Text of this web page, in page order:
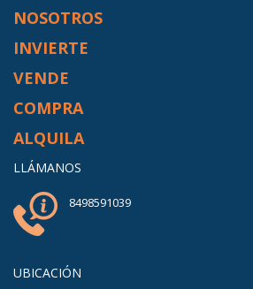
NOSOTROS
INVIERTE
VENDE
COMPRA
ALQUILA
LLÁMANOS
8498591039
UBICACIÓN